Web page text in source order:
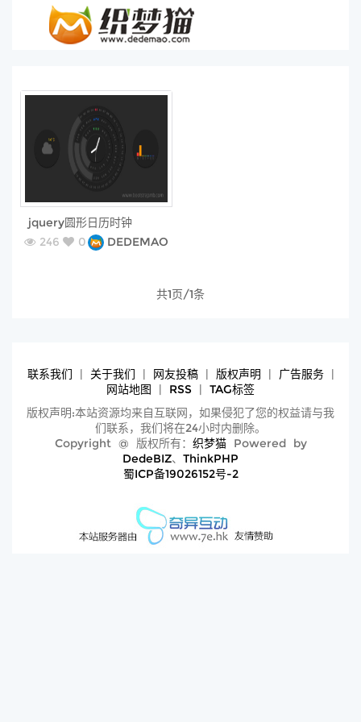
jquery圆形日历时钟
free
246 0 DEDEMAO
共1页/1条
联系我们 | 关于我们 | 网友投稿| 版权声明 | 广告服务|
网站地图 | RSS | TAG标签
版权声明:本站资源均来自互联网，如果侵犯了您的权益请与我
们联系，我们将在24小时内删除。
Copyright @ 版权所有： 织梦猫Powered by
DedeBIZ、 ThinkPHP
蜀ICP备19026152号-2